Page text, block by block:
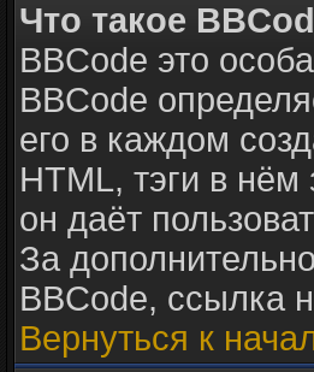
Что такое
BBCode это
BBCode
его в каждом
HTML, тэги в
он даёт
За
BBCode, ссылка
Вернуться к